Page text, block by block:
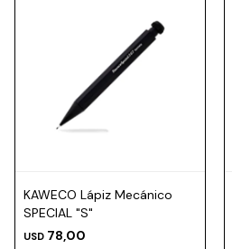
KAWECO Lápiz Mecánico
SPECIAL "S"
USD 78,00